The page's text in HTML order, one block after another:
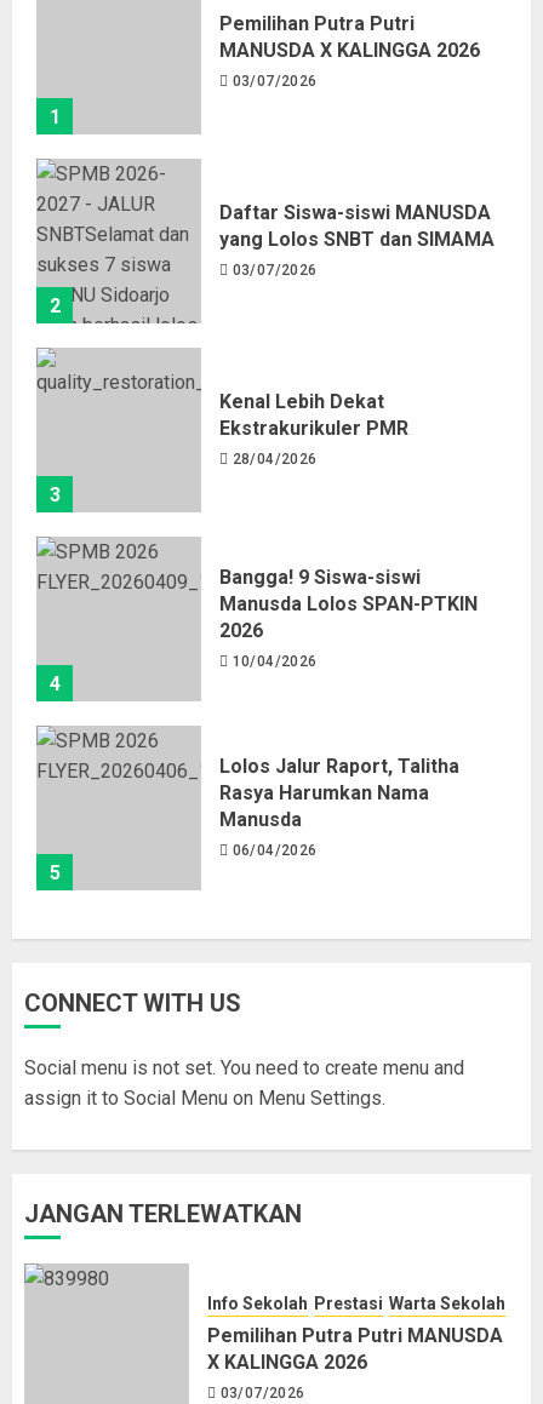
1
Pemilihan Putra Putri
MANUSDA X KALINGGA 2026
03/07/2026
2
Daftar Siswa-siswi MANUSDA
yang Lolos SNBT dan SIMAMA
03/07/2026
3
Kenal Lebih Dekat
Ekstrakurikuler PMR
28/04/2026
4
Bangga! 9 Siswa-siswi
Manusda Lolos SPAN-PTKIN
2026
10/04/2026
5
Lolos Jalur Raport, Talitha
Rasya Harumkan Nama
Manusda
06/04/2026
CONNECT WITH US
Social menu is not set. You need to create menu and
assign it to Social Menu on Menu Settings.
JANGAN TERLEWATKAN
Info Sekolah Prestasi Warta Sekolah
Pemilihan Putra Putri MANUSDA
X KALINGGA 2026
03/07/2026